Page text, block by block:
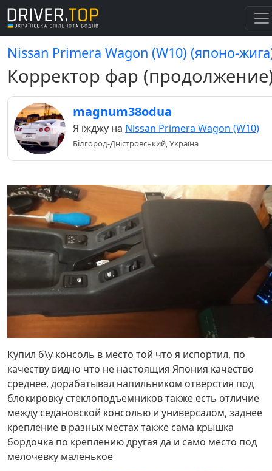
Nissan Primera Wagon (W10) (японо-
Корректор фар
magnum38odua
Я їжджу на Nissan Primera Wagon (W10)
Білгород-Дністровський, Україна
Купил б\у консоль в место той что я испортил, по
качеству видно что не настоящия Япония качество
среднее, дорабатывал напильником отверстия под
блокировку стеклоподъемников также есть отличие
между седановской консолью и универсалом, заднее
крепление в разных местах также сама крышка
бордочка по креплению другая да и само место под
мелочевку маленькое